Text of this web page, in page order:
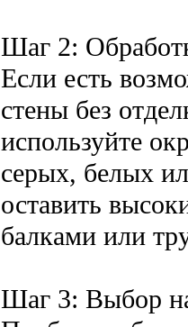
Шаг 2:
Если есть
стены без
используйте
серых, белых
оставить
балками или
Шаг 3: Выбор